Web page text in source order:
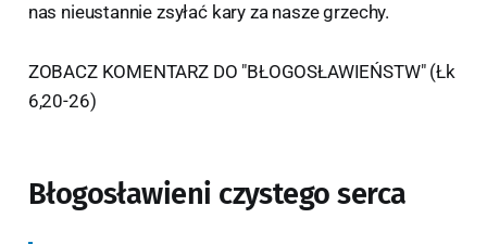
nas nieustannie zsyłać kary za nasze grzechy.
ZOBACZ KOMENTARZ DO "BŁOGOSŁAWIEŃSTW" (Łk
6,20-26)
Błogosławieni czystego serca